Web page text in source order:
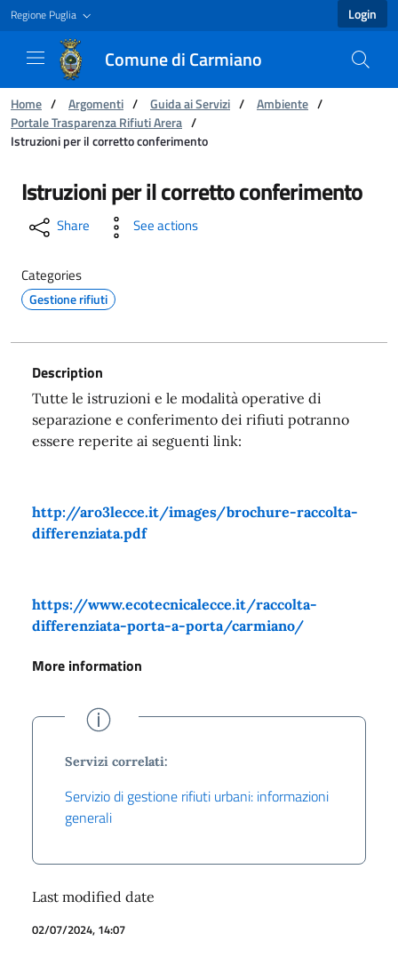
Regione Puglia Login
Comune di Carmiano
You are:
Home / Argomenti / Guida ai Servizi / Ambiente /
Portale Trasparenza Rifiuti Arera /
Istruzioni per il corretto conferimento
Istruzioni per il corretto conferimento -
Istruzioni per il corretto conferimento
Share See actions
Categories
Gestione rifiuti
Description
Tutte le istruzioni e le modalità operative di
separazione e conferimento dei rifiuti potranno
essere reperite ai seguenti link:
http://aro3lecce.it/images/brochure-raccolta-
differenziata.pdf
https://www.ecotecnicalecce.it/raccolta-
differenziata-porta-a-porta/carmiano/
More information
Servizi correlati:
Servizio di gestione rifiuti urbani: informazioni
generali
Last modified date
02/07/2024, 14:07